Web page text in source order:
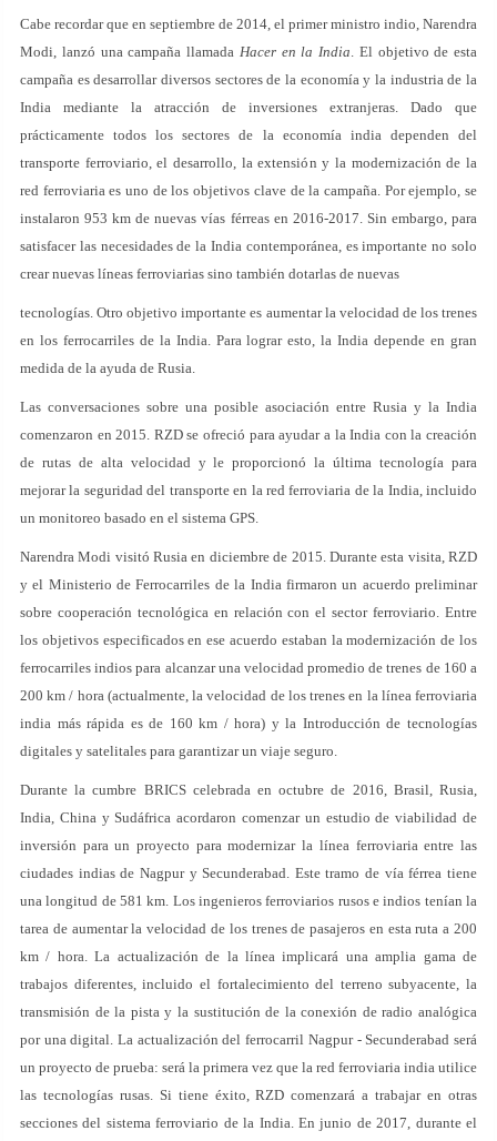
Cabe recordar que en septiembre de 2014, el primer ministro indio, Narendra
Modi, lanzó una campaña llamada Hacer en la India. El objetivo de esta
campaña es desarrollar diversos sectores de la economía y la industria de la
India mediante la atracción de inversiones extranjeras. Dado que
prácticamente todos los sectores de la economía india dependen del
transporte ferroviario, el desarrollo, la extensión y la modernización de la
red ferroviaria es uno de los objetivos clave de la campaña. Por ejemplo, se
instalaron 953 km de nuevas vías férreas en 2016-2017. Sin embargo, para
satisfacer las necesidades de la India contemporánea, es importante no solo
crear nuevas líneas ferroviarias sino también dotarlas de nuevas
tecnologías. Otro objetivo importante es aumentar la velocidad de los trenes
en los ferrocarriles de la India. Para lograr esto, la India depende en gran
medida de la ayuda de Rusia.
Las conversaciones sobre una posible asociación entre Rusia y la India
comenzaron en 2015. RZD se ofreció para ayudar a la India con la creación
de rutas de alta velocidad y le proporcionó la última tecnología para
mejorar la seguridad del transporte en la red ferroviaria de la India, incluido
un monitoreo basado en el sistema GPS.
Narendra Modi visitó Rusia en diciembre de 2015. Durante esta visita, RZD
y el Ministerio de Ferrocarriles de la India firmaron un acuerdo preliminar
sobre cooperación tecnológica en relación con el sector ferroviario. Entre
los objetivos especificados en ese acuerdo estaban la modernización de los
ferrocarriles indios para alcanzar una velocidad promedio de trenes de 160 a
200 km / hora (actualmente, la velocidad de los trenes en la línea ferroviaria
india más rápida es de 160 km / hora) y la Introducción de tecnologías
digitales y satelitales para garantizar un viaje seguro.
Durante la cumbre BRICS celebrada en octubre de 2016, Brasil, Rusia,
India, China y Sudáfrica acordaron comenzar un estudio de viabilidad de
inversión para un proyecto para modernizar la línea ferroviaria entre las
ciudades indias de Nagpur y Secunderabad. Este tramo de vía férrea tiene
una longitud de 581 km. Los ingenieros ferroviarios rusos e indios tenían la
tarea de aumentar la velocidad de los trenes de pasajeros en esta ruta a 200
km / hora. La actualización de la línea implicará una amplia gama de
trabajos diferentes, incluido el fortalecimiento del terreno subyacente, la
transmisión de la pista y la sustitución de la conexión de radio analógica
por una digital. La actualización del ferrocarril Nagpur - Secunderabad será
un proyecto de prueba: será la primera vez que la red ferroviaria india utilice
las tecnologías rusas. Si tiene éxito, RZD comenzará a trabajar en otras
secciones del sistema ferroviario de la India. En junio de 2017, durante el